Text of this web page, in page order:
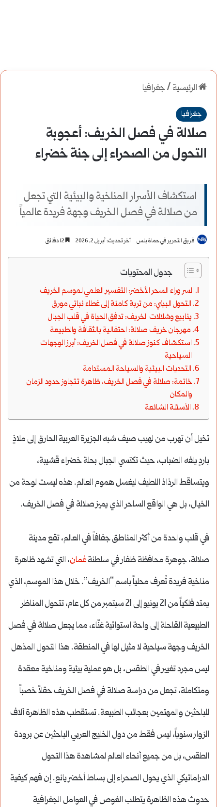
الرئيسية /جغرافيا
جغرافيا
صلالة في فصل الخريف: أعجوبة
التحول من الصحراء إلى جنة خضراء
استكشاف الأسرار المناخية والبيئية التي تجعل
من صلالة في فصل الخريف وجهة فريدة عالمياً
فريق التحرير في حماة بلس آخر تحديث: أبريل 2, 2026
جدول المحتويات
السر وراء السحر الأخضر: التفسير العلمي لموسم الخريف
التحول البيئي: من تربة كامنة إلى غطاء نباتي مورق
ينابيع وشلالات الخريف: تدفق الحياة في قلب الجبال
مهرجان خريف صلالة: احتفالية بالثقافة والطبيعة
استكشاف كنوز صلالة في فصل الخريف: أبرز الوجهات
السياحية
التحديات البيئية والسياحة المستدامة
خاتمة: صلالة في فصل الخريف، ظاهرة تتجاوز حدود الزمان
والمكان
الأسئلة الشائعة
تخيل أن تهرب من لهيب صيف شبه الجزيرة العربية الحارق إلى ملاذٍ
باردٍ يلفه الضباب، حيث تكتسي الجبال بحلة خضراء قشيبة،
ويتساقط الرذاذ اللطيف ليغسل هموم العالم. هذه ليست لوحة من
الخيال، بل هي الواقع الساحر الذي يميز صلالة في فصل الخريف.
في قلب واحدة من أكثر المناطق جفافاً في العالم، تقع مدينة
صلالة، جوهرة محافظة ظفار في سلطنةعُمان، التي تشهد ظاهرة
مناخية فريدة تُعرف محلياً باسم “الخريف”. خلال هذا الموسم، الذي
يمتد فلكياً من 21 يونيو إلى 21 سبتمبر من كل عام، تتحول المناظر
الطبيعية القاحلة إلى واحة استوائية غنّاء، مما يجعل صلالة في فصل
الخريف وجهة سياحية لا مثيل لها في المنطقة. هذا التحول المذهل
ليس مجرد تغيير في الطقس، بل هو عملية بيئية ومناخية معقدة
ومتكاملة، تجعل من دراسة صلالة في فصل الخريف حقلاً خصباً
للباحثين والمهتمين بعجائب الطبيعة. تستقطب هذه الظاهرة آلاف
الزوار سنوياً، ليس فقط من دول الخليج العربي الباحثين عن برودة
الطقس، بل من جميع أنحاء العالم لمشاهدة هذا التحول
الدراماتيكي الذي يحول الصحراء إلى بساط أخضر يانع. إن فهم كيفية
حدوث هذه الظاهرة يتطلب الغوص في العوامل الجغرافية